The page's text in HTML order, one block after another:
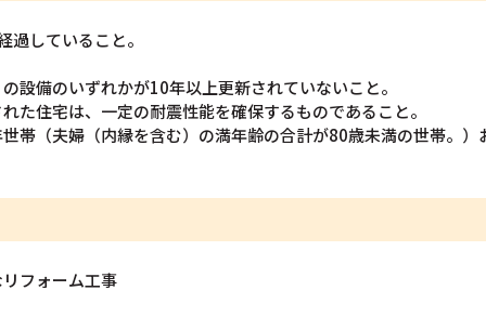
していること。
設備のいずれかが10年以上更新されていないこと。
た住宅は、一定の耐震性能を確保するものであること。
帯（夫婦（内縁を含む）の満年齢の合計が80歳未満の世帯。
フォーム工事